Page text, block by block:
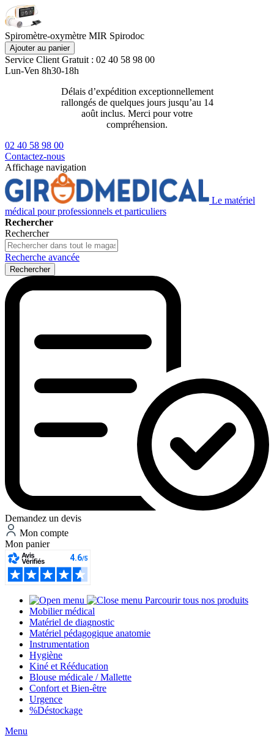
Spiromètre-oxymètre MIR Spirodoc
Ajouter au panier
Service Client Gratuit : 02 40 58 98 00
Lun-Ven 8h30-18h
Délais d’expédition exceptionnellement
rallongés de quelques jours jusqu’au 14
août inclus. Merci pour votre
compréhension.
02 40 58 98 00
Contactez-nous
Affichage navigation
Le matériel
médical pour professionnels et particuliers
Rechercher
Rechercher
Recherche avancée
Rechercher
Demandez un devis
Mon compte
Mon panier
Parcourir tous nos produits
Mobilier médical
Matériel de diagnostic
Matériel pédagogique anatomie
Instrumentation
Hygiène
Kiné et Rééducation
Blouse médicale / Mallette
Confort et Bien-être
Urgence
%Déstockage
Menu